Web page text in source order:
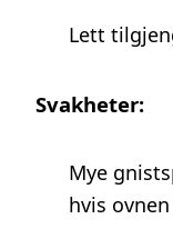
Lett
Svakheter:
Mye
hvis